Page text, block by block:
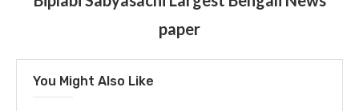
paper
You Might Also Like